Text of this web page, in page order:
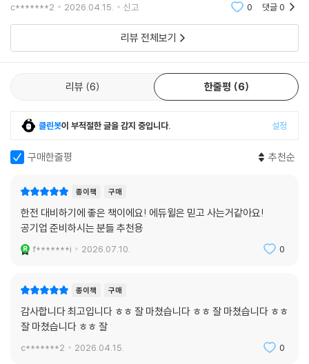
c*******2 2026.04.15. 신고 0 댓글0
리뷰 전체보기
리뷰 6 한줄평 6
클린봇이 부적절한 글을 감지 중입니다. 설정
구매한줄평 추천순
종이책 구매
한전 대비하기에 좋은 책이에요! 에듀윌은 믿고 사는거같아요!
공기업 준비하시는 분들 추천용
f*******i 2026.07.10. 0
종이책 구매
감사합니다 최고입니다 ㅎㅎ 잘 마쳤습니다 ㅎㅎ 잘 마쳤습니다 ㅎㅎ
잘 마쳤습니다 ㅎㅎ 잘
c*******2 2026.04.15. 0